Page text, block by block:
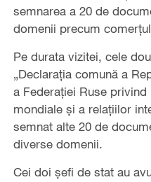
semnarea a 20 de
domenii precum
Pe durata vizitei, cele
„Declarația comună a
a Federației Ruse
mondiale și a relațiilor
semnat alte 20 de
diverse domenii.
Cei doi șefi de stat au